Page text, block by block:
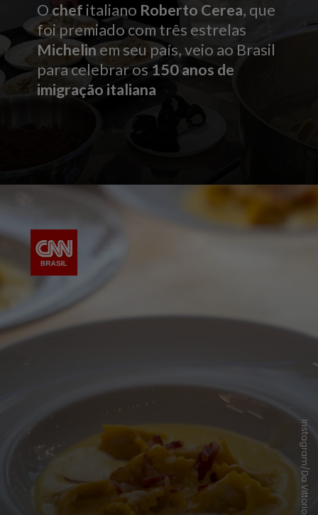
Ochefitaliano Roberto Cerea, que
foi premiado com três estrelas
Michelinem seu país, veio ao Brasil
para celebrar os 150 anos de
imigração italiana
Instagram/Da Vittorio